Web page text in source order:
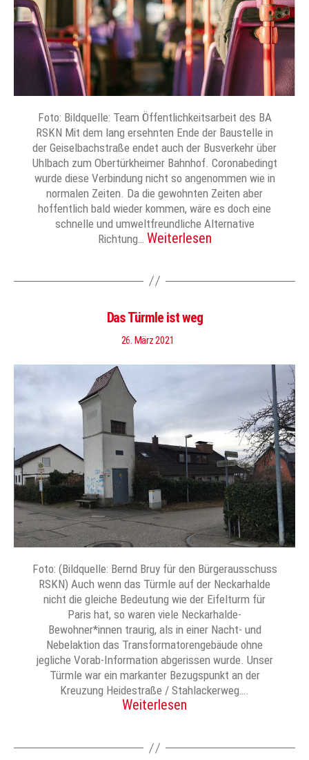
Foto: Bildquelle: Team Öffentlichkeitsarbeit des BA
RSKN Mit dem lang ersehnten Ende der Baustelle in
der Geiselbachstraße endet auch der Busverkehr über
Uhlbach zum Obertürkheimer Bahnhof. Coronabedingt
wurde diese Verbindung nicht so angenommen wie in
normalen Zeiten. Da die gewohnten Zeiten aber
hoffentlich bald wieder kommen, wäre es doch eine
schnelle und umweltfreundliche Alternative
Richtung… Weiterlesen
Das Türmle ist weg
26. März 2021
Foto: (Bildquelle: Bernd Bruy für den Bürgerausschuss
RSKN) Auch wenn das Türmle auf der Neckarhalde
nicht die gleiche Bedeutung wie der Eifelturm für
Paris hat, so waren viele Neckarhalde-
Bewohner*innen traurig, als in einer Nacht- und
Nebelaktion das Transformatorengebäude ohne
jegliche Vorab-Information abgerissen wurde. Unser
Türmle war ein markanter Bezugspunkt an der
Kreuzung Heidestraße / Stahlackerweg….
Weiterlesen